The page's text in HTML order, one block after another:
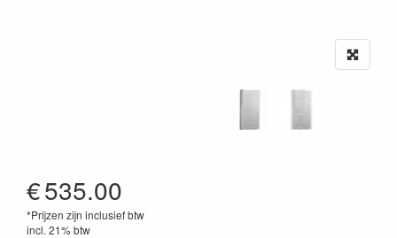
€535.00
*Prijzen zijn inclusief btw
incl. 21% btw